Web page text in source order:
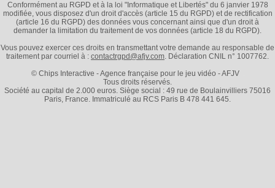
Conformément au RGPD et à la loi "Informatique et Libertés" du 6 janvier 1978
modifiée, vous disposez d'un droit d'accès (article 15 du RGPD) et de rectification
(article 16 du RGPD) des données vous concernant ainsi que d'un droit à
demander la limitation du traitement de vos données (article 18 du RGPD).
Vous pouvez exercer ces droits en transmettant votre demande au responsable de
traitement par courriel à : contactrgpd@afjv.com. Déclaration CNIL n° 1007762.
© Chips Interactive - Agence française pour le jeu vidéo - AFJV
Tous droits réservés.
Société au capital de 2.000 euros. Siège social : 49 rue de Boulainvilliers 75016
Paris, France. Immatriculé au RCS Paris B 478 441 645.